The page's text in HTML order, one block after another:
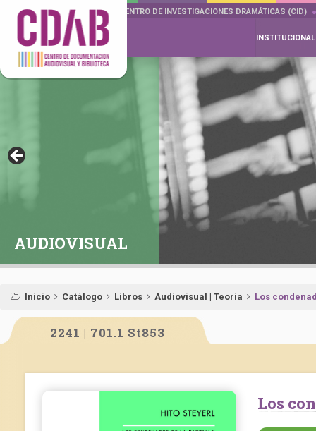
DOCUMENTA DRAMÁTICAS CENTRO DE INVESTIGACIONES DRAMÁTICAS (CID)
INSTITUCIONAL
AUDIOVISUAL
Inicio Catálogo Libros Audiovisual | Teoría Los
2241 | 701.1 St853
Los